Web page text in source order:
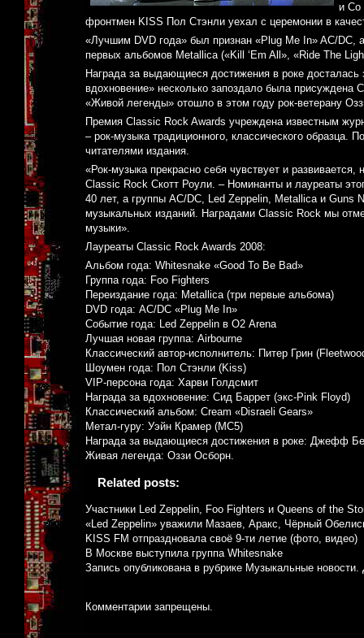
и Со
фронтмен KISS Пол Стэнли уехал с церемонии в
«Лучшим DVD года» был признан «Plug Me In» AC/DC,
первых альбомов Metallica («Kill ‘Em All», «Ride The
Награда за выдающиеся достижения в роке
вдохновение» несколько запоздало была присуждена
«Живой легенды» отошло в этом году рок-ветерану
Премия Classic Rock Awards учреждена известным
– рок-музыка традиционного, классического образца.
читателями издания.
«Рок-музыка прекрасно себя чувствует и
Classic Rock Скотт Роули. – Номинанты и лауреаты
40 лет, а группы AC/DC, Led Zeppelin, Metallica и Guns
музыкальных изданий. Наградами Classic Rock мы
музыки».
Лауреаты Classic Rock Awards 2008:
Альбом года: Whitesnake «Good To Be Bad»
Группа года: Foo Fighters
Переиздание года: Metallica (три первые альбома)
DVD года: AC/DC «Plug Me In»
Событие года: Led Zeppelin в О2 Arena
Лучшая новая группа: Airbourne
Классический автор-исполнитель: Питер Грин
Шоумен года: Пол Стэнли (Kiss)
VIP-персона года: Харви Голдсмит
Награда за вдохновение: Сид Баррет (экс-Pink Floyd)
Классический альбом: Cream «Disraeli Gears»
Метал-гуру: Уэйн Крамер (MC5)
Награда за выдающиеся достижения в роке: Джефф
Живая легенда: Оззи Осборн.
Related posts:
Участники Led Zeppelin, Foo Fighters и Queens of the
«Led Zeppelin» уважили Мазаев, Аракс, Чёрный
KISS FM отпраздновала своё 9-ти летие (фото, видео)
В Москве выступила группа Whitesnake
Запись опубликована в рубрике Музыкальные новости.
Комментарии запрещены.